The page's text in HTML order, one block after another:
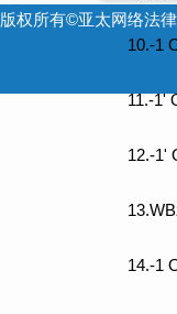
10.-1
11.-1'
12.-1'
14.-1
版权所有©亚太网络法